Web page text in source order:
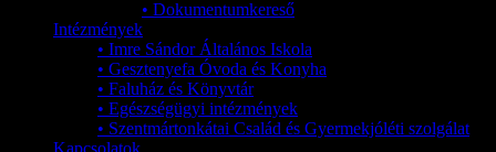
• Dokumentumkereső
Intézmények
• Imre Sándor Általános Iskola
• Gesztenyefa Óvoda és Konyha
• Faluház és Könyvtár
• Egészségügyi intézmények
• Szentmártonkátai Család és Gyermekjóléti szolgálat
Kapcsolatok